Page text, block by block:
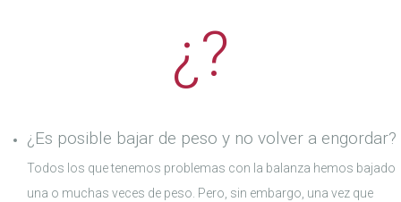
¿?
¿Es posible bajar de peso y no volver a engordar?
Todos los que tenemos problemas con la balanza hemos bajado
una o muchas veces de peso. Pero, sin embargo, una vez que